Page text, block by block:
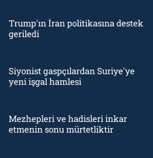
Trump'ın İran politikasına destek
geriledi
Siyonist gaspçılardan Suriye'ye
yeni işgal hamlesi
Mezhepleri ve hadisleri inkar
etmenin sonu mürtetliktir